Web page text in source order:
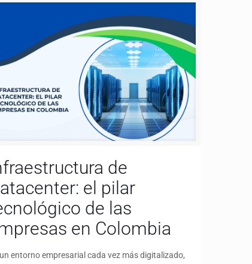
de
el pilar
de las
en Colombia
entorno empresarial cada vez más digitalizado,